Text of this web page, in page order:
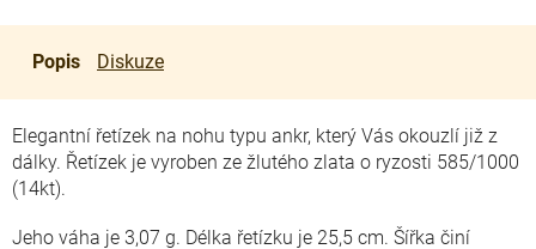
Popis Diskuze
Elegantní řetízek na nohu typu ankr, který Vás okouzlí již z
dálky. Řetízek je vyroben ze žlutého zlata o ryzosti 585/1000
(14kt).
Jeho váha je 3,07 g. Délka řetízku je 25,5 cm. Šířka činí